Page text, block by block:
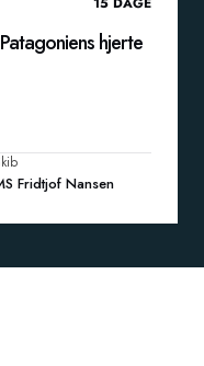
hjerte
Fridtjof Nansen